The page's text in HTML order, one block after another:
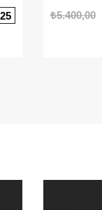
₺5.400,00